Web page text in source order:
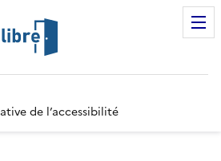
de l’accessibilité